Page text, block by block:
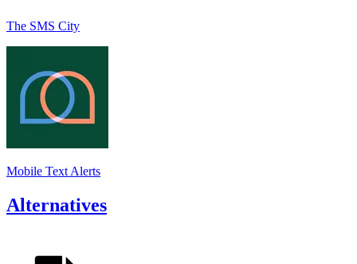
The SMS City
Mobile Text Alerts
Alternatives